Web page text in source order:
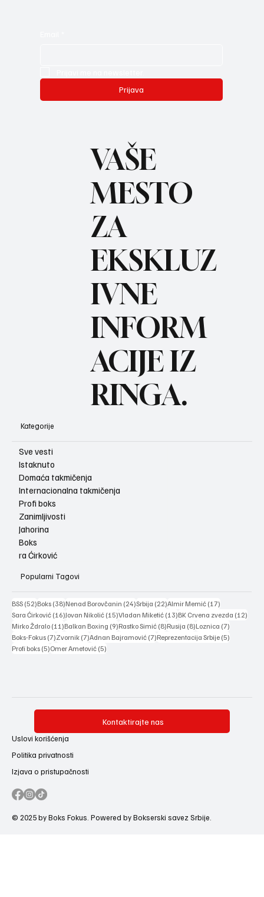
Prijava
REC
VAŠE
MESTO
ZA
EKSKLUZ
IVNE
INFORM
ACIJE IZ
RINGA.
Kategorije
Sve vesti
Istaknuto
Domaća takmičenja
Internacionalna takmičenja
Profi boks
Zanimljivosti
Jahorina
Boks
ra Ćirković
Popularni Tagovi
BSS (52)52 posts
Boks (38)38 posts
Nenad Borovčanin (24)24 posts
Srbija (22)22 posts
Almir Memić (17)
Sara Ćirković (16)16 posts
Jovan Nikolić (15)15 posts
Vladan Miketić (13)13 posts
BK Crvena zvezda (12)
Mirko Ždralo (11)11 posts
Balkan Boxing (9)9 posts
Rastko Simić (8)8 posts
Rusija (8)8 posts
Loznica (7)
Boks-Fokus (7)7 posts
Zvornik (7)7 posts
Adnan Bajramović (7)7 posts
Reprezentacija Srbije (5)
Profi boks (5)5 posts
Omer Ametović (5)
Kontaktirajte nas
Uslovi korišćenja
Politika privatnosti
Izjava o pristupačnosti
© 2025 by Boks Fokus. Powered by Bokserski savez Srbije.